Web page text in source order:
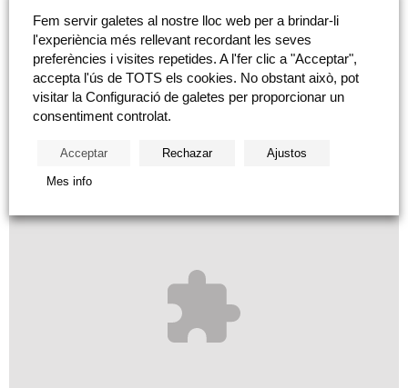
la Diputació de Castelló i la Conselleria de Cultura de la
Generalitat Valenciana, 57 artistes, tots ells de la Facultat de
Belles arts de la Universitat Politècnica de València, han
presentat per primera vegada, i des d’una perspectiva
Fem servir galetes al nostre lloc web per a brindar-li
l'experiència més rellevant recordant les seves
preferències i visites repetides. A l'fer clic a "Acceptar",
accepta l'ús de TOTS els cookies. No obstant això, pot
visitar la Configuració de galetes per proporcionar un
consentiment controlat.
Acceptar Rechazar Ajustos
Mes info